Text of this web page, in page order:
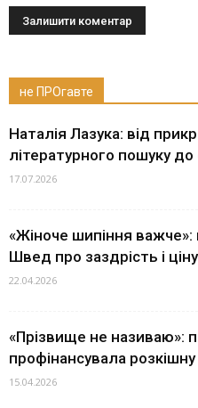
не ПРОгавте
Наталія Лазука: від
літературного пошуку
17.07.2026
«Жіноче шипіння важче»:
Швед про заздрість і
22.04.2026
«Прізвище не називаю»:
профінансувала
15.04.2026